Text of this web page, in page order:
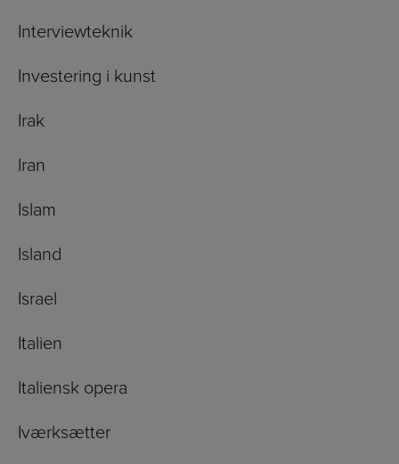
Interviewteknik
Investering i kunst
Irak
Iran
Islam
Island
Israel
Italien
Italiensk opera
Iværksætter